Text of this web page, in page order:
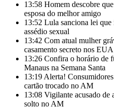
13:58 Homem descobre
esposa do melhor amigo
13:52 Lula sanciona lei que
assédio sexual
13:42 Com atual mulher
casamento secreto nos EUA
13:26 Confira o horário de
Manaus na Semana Santa
13:19 Alerta!
cartão trocado no AM
13:08 Vigilante acusado de
solto no AM